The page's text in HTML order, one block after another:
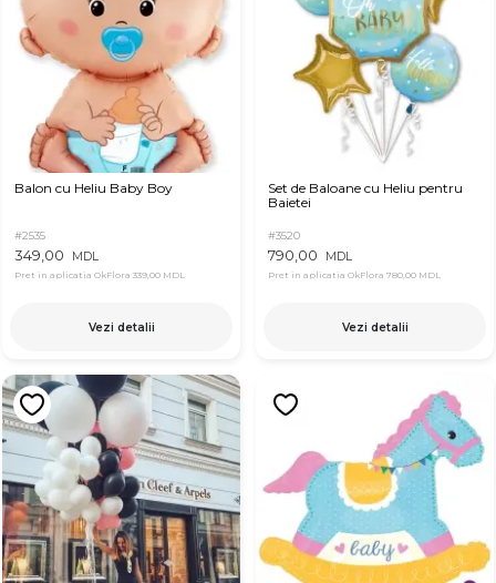
Balon cu Heliu Baby Boy
#2535
349,00 MDL
Pret in aplicatia OkFlora 339,00 MDL
Vezi detalii
Set de Baloane cu Heliu pentru
Baietei
#3520
790,00 MDL
Pret in aplicatia OkFlora 780,00 MDL
Vezi detalii